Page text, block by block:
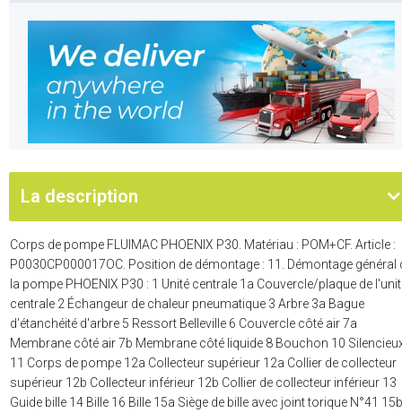
La description
Corps de pompe FLUIMAC PHOENIX P30. Matériau : POM+CF. Article :
P0030CP000017OC. Position de démontage : 11. Démontage général
la pompe PHOENIX P30 : 1 Unité centrale 1a Couvercle/plaque de
centrale 2 Échangeur de chaleur pneumatique 3 Arbre 3a Bague
d'étanchéité d'arbre 5 Ressort Belleville 6 Couvercle côté air 7a
Membrane côté air 7b Membrane côté liquide 8 Bouchon 10
11 Corps de pompe 12a Collecteur supérieur 12a Collier de collecteur
supérieur 12b Collecteur inférieur 12b Collier de collecteur inférieur 13
Guide bille 14 Bille 16 Bille 15a Siège de bille avec joint torique N°41 15b